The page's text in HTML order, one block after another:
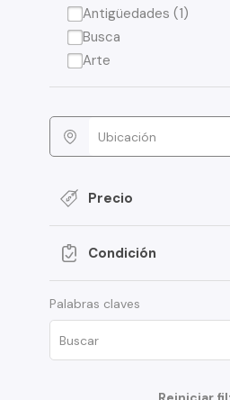
Antigüedades (1)
Busca
Arte
Precio
Condición
Palabras claves